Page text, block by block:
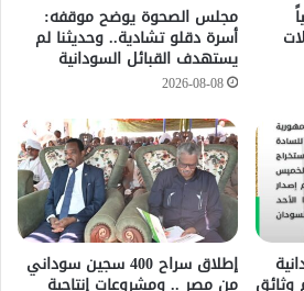
مجلس الصحوة يوضح موقفه:
أسرة دقلو تشادية.. وحديثنا لم
يستهدف القبائل السودانية
2026-08-08
وثائق
إطلاق سراح 400 سجين سوداني
من مصر .. ومشروعات إنتاجية